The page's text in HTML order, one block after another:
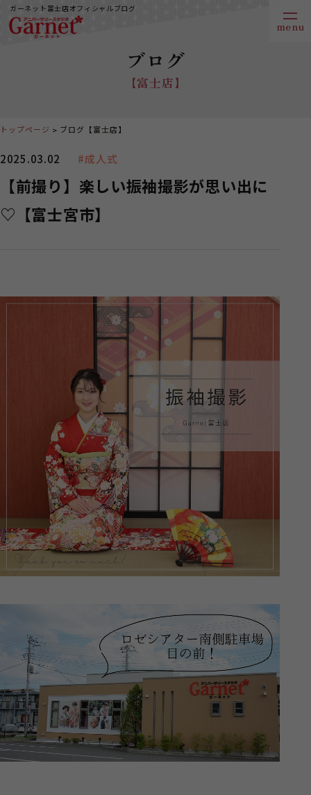
ガーネット富士店オフィシャルブログ
ブログ
【富士店】
2025.03.02 #成人式
【前撮り】楽しい振袖撮影が思い出に
♡【富士宮市】
トップページ ブログ【富士店】